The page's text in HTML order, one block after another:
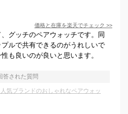
価格と在庫を楽天でチェック >>
グッチのペアウォッチです。同
ルで共有できるのがうれしいで
も良いのが良いと思います。
答された質問
気ブランドのおしゃれなペアウォッ